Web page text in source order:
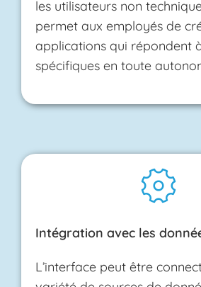
les utilisateurs non
permet aux employés de
applications qui répondent
spécifiques en toute
Intégration avec les
L’interface peut être